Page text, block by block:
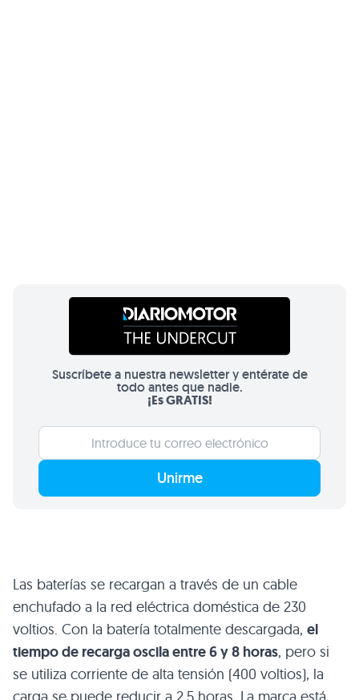
Suscríbete a nuestra newsletter y entérate de
todo antes que nadie.
¡Es GRATIS!
Unirme
Las baterías se recargan a través de un cable
enchufado a la red eléctrica doméstica de 230
voltios. Con la batería totalmente descargada, el
tiempo de recarga oscila entre 6 y 8 horas, pero si
se utiliza corriente de alta tensión (400 voltios), la